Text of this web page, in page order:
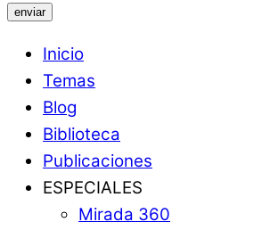
enviar
Inicio
Temas
Blog
Biblioteca
Publicaciones
ESPECIALES
Mirada 360